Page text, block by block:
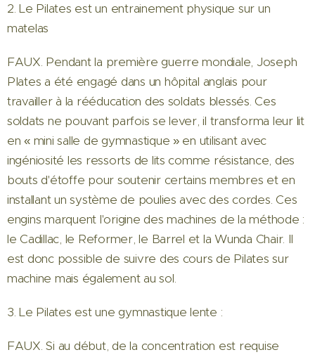
2. Le Pilates est un entrainement physique sur un
matelas
FAUX. Pendant la première guerre mondiale, Joseph
PIates a été engagé dans un hôpital anglais pour
travailler à la rééducation des soldats blessés. Ces
soldats ne pouvant parfois se lever, il transforma leur lit
en « mini salle de gymnastique » en utilisant avec
ingéniosité les ressorts de lits comme résistance, des
bouts d'étoffe pour soutenir certains membres et en
installant un système de poulies avec des cordes. Ces
engins marquent l'origine des machines de la méthode :
le Cadillac, le Reformer, le Barrel et la Wunda Chair. Il
est donc possible de suivre des cours de Pilates sur
machine mais également au sol.
3. Le Pilates est une gymnastique lente :
FAUX. Si au début, de la concentration est requise